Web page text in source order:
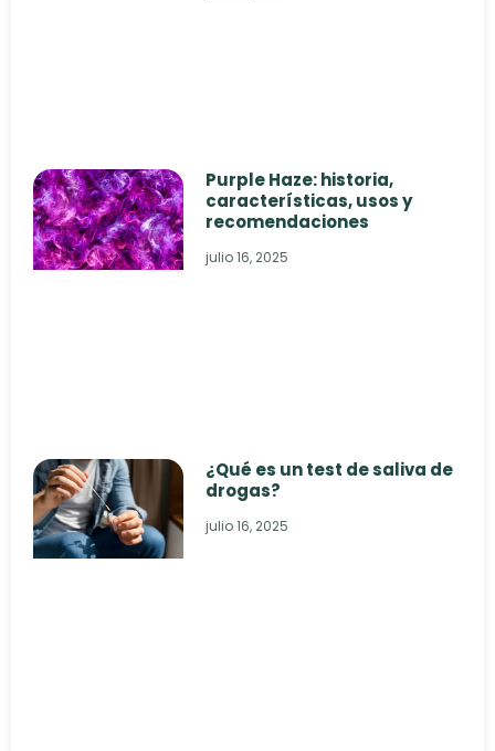
Purple Haze: historia,
características, usos y
recomendaciones
julio 16, 2025
¿Qué es un test de saliva de
drogas?
julio 16, 2025